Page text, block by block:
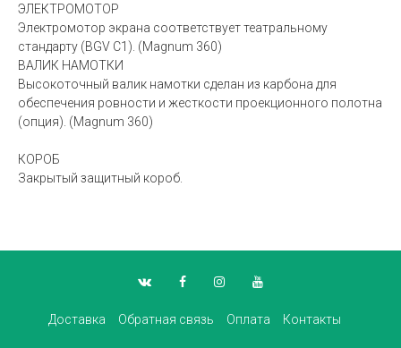
ЭЛЕКТРОМОТОР
Электромотор экрана соответствует театральному
стандарту (BGV C1). (Magnum 360)
ВАЛИК НАМОТКИ
Высокоточный валик намотки сделан из карбона для
обеспечения ровности и жесткости проекционного полотна
(опция). (Magnum 360)
КОРОБ
Закрытый защитный короб.
Доставка Обратная связь Оплата Контакты